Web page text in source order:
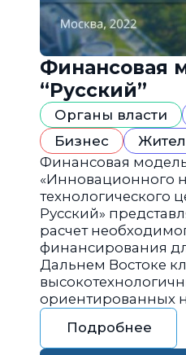
Финансовая
“Русский”
Органы власти
Бизнес
Финансовая
«Инновационного
технологического
Русский»
расчет
финансирования
Дальнем Востоке
ориентированных
Подробнее